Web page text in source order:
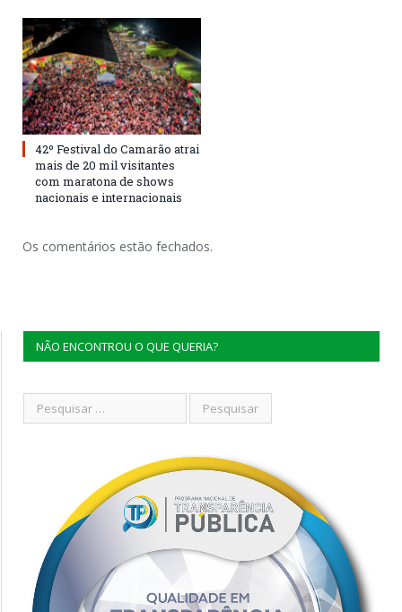
42º Festival do Camarão atrai
mais de 20 mil visitantes
com maratona de shows
nacionais e internacionais
Os comentários estão fechados.
NÃO ENCONTROU O QUE QUERIA?